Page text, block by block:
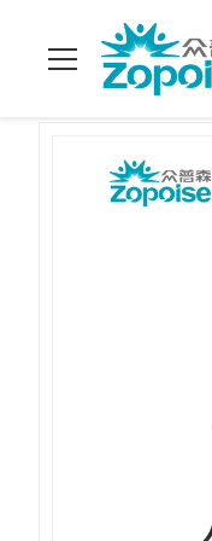
> προϊόντα >